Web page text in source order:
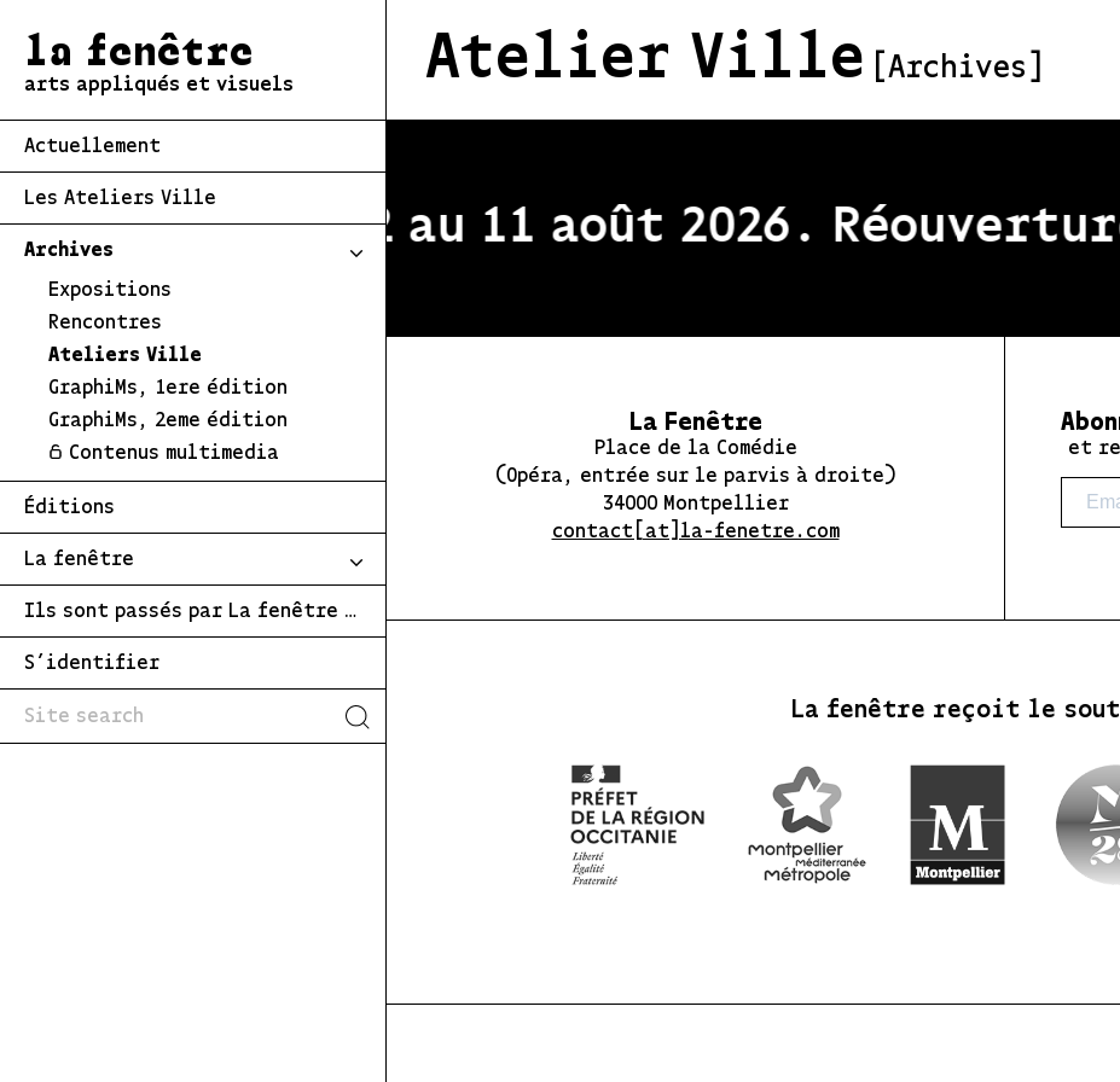
la fenêtre
arts appliqués et visuels
Actuellement
Les Ateliers Ville
Archives
Expositions
Rencontres
Ateliers Ville
GraphiMs, 1ere édition
GraphiMs, 2eme édition
Contenus multimedia
Éditions
La fenêtre
Ils sont passés par La fenêtre …
S’identifier
Atelier Ville [Archives]
du 2 au 11 août 2026.
La Fenêtre
Place de la Comédie
(Opéra, entrée sur le parvis à droite)
34000 Montpellier
contact[at]la-fenetre.com
et
La fenêtre reçoit le